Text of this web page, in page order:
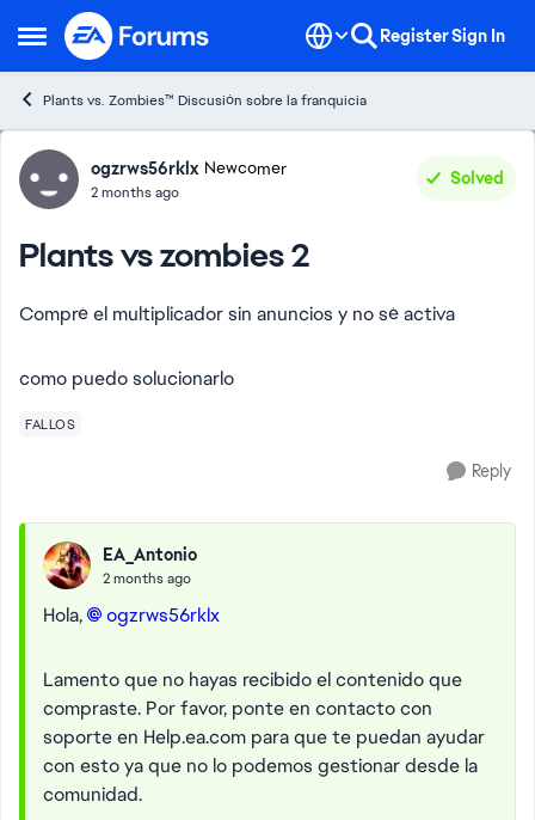
Open Side Menu
Skip to content RegisterSign In
Plants vs. Zombies™ Discusión sobre la franquicia
Forum Discussion
ogzrws56rklx Newcomer
2 months ago
Solved
Plants vs zombies 2
Compré el multiplicador sin anuncios y no sé activa
como puedo solucionarlo
FALLOS
Reply
EA_Antonio
2 months ago
Hola, ogzrws56rklx​
Lamento que no hayas recibido el contenido que
compraste. Por favor, ponte en contacto con
soporte en Help.ea.com para que te puedan ayudar
con esto ya que no lo podemos gestionar desde la
comunidad.